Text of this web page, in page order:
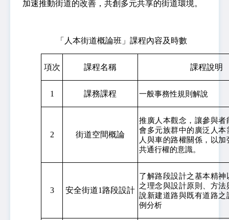
加速推動街道的改善，共創多元共享的街道環境。
「人本街道概論班」課程內容及時數
項次 課程名稱 課程說明
1 課務課程 一般事務性規則解說
2 街道空間概論
推廣人本觀念，讓參與者
會多元族群中的廣泛人本
人與車的路權關係，以加
共通行權的意識。
3 安全街道1路段設計
了解路段設計之基本精神
之理念與設計原則、方法
說新建道路與既有道路之
例分析